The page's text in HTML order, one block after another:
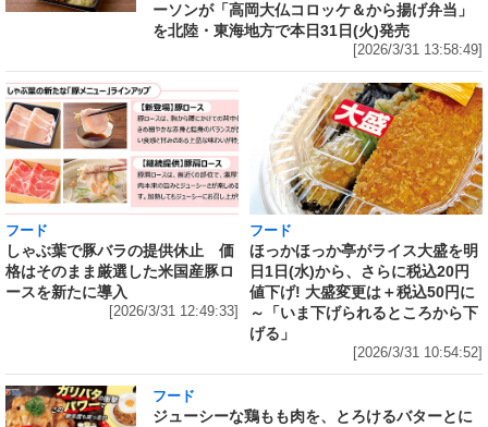
ーソンが「高岡大仏コロッケ＆から揚げ弁当」
を北陸・東海地方で本日31日(火)発売
[2026/3/31 13:58:49]
フード
しゃぶ葉で豚バラの提供休止 価
格はそのまま厳選した米国産豚ロ
ースを新たに導入
[2026/3/31 12:49:33]
フード
ほっかほっか亭がライス大盛を明
日1日(水)から、さらに税込20円
値下げ! 大盛変更は＋税込50円に
～「いま下げられるところから下
げる」
[2026/3/31 10:54:52]
フード
ジューシーな鶏もも肉を、とろけるバターとに